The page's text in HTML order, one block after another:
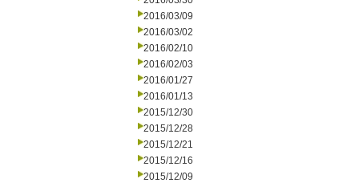
2016/03/09
2016/03/02
2016/02/10
2016/02/03
2016/01/27
2016/01/13
2015/12/30
2015/12/28
2015/12/21
2015/12/16
2015/12/09